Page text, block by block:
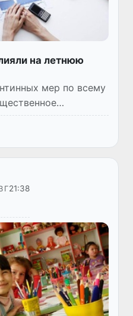
на летнюю
мер по всему
активность страны.
Центра
и реф...
21:38